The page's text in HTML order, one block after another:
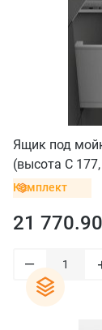
Ящик под
(высота C
Комплект
21
–